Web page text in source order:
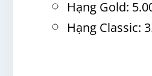
Hạng Gold:
Hạng Classic: